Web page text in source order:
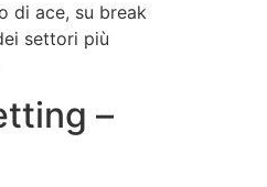
di ace, su break
settori più
–